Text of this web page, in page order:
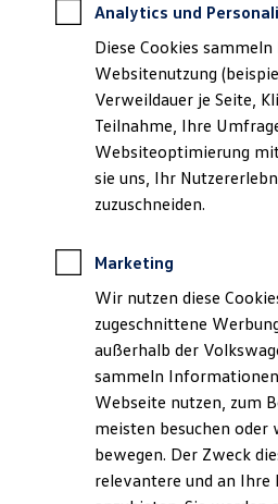
Kfz-Versicherung
Garantien
Wartungsverträge
Geschäftskunden
Professional
Großkunden
Behörden
Direktkunden
Sonderfahrzeuge
Anpfiff zum Gewinn
Elektroautos
ID. Tutorials
Elektrofahrzeugkonzepte
Reichweite
Reichweite der ID.
Reichweite im
Laden
Laden unterwegs
Laden Zuhause
Ladestationen finden
Hardenberg GmbH & Co. KG (
info-
+49 7461 17080
Montag Freitag
Samstag
Sonntag
Analytics und
Diese Cookies
Websitenutzung
Verweildauer je Seite,
Teilnahme, Ihre
Websiteoptimierung
sie uns, Ihr
zuzuschneiden.
Marketing
Wir nutzen diese
zugeschnittene
außerhalb der
sammeln
Webseite nutzen, zum
meisten besuchen oder
bewegen. Der Zweck
relevantere und an Ihre